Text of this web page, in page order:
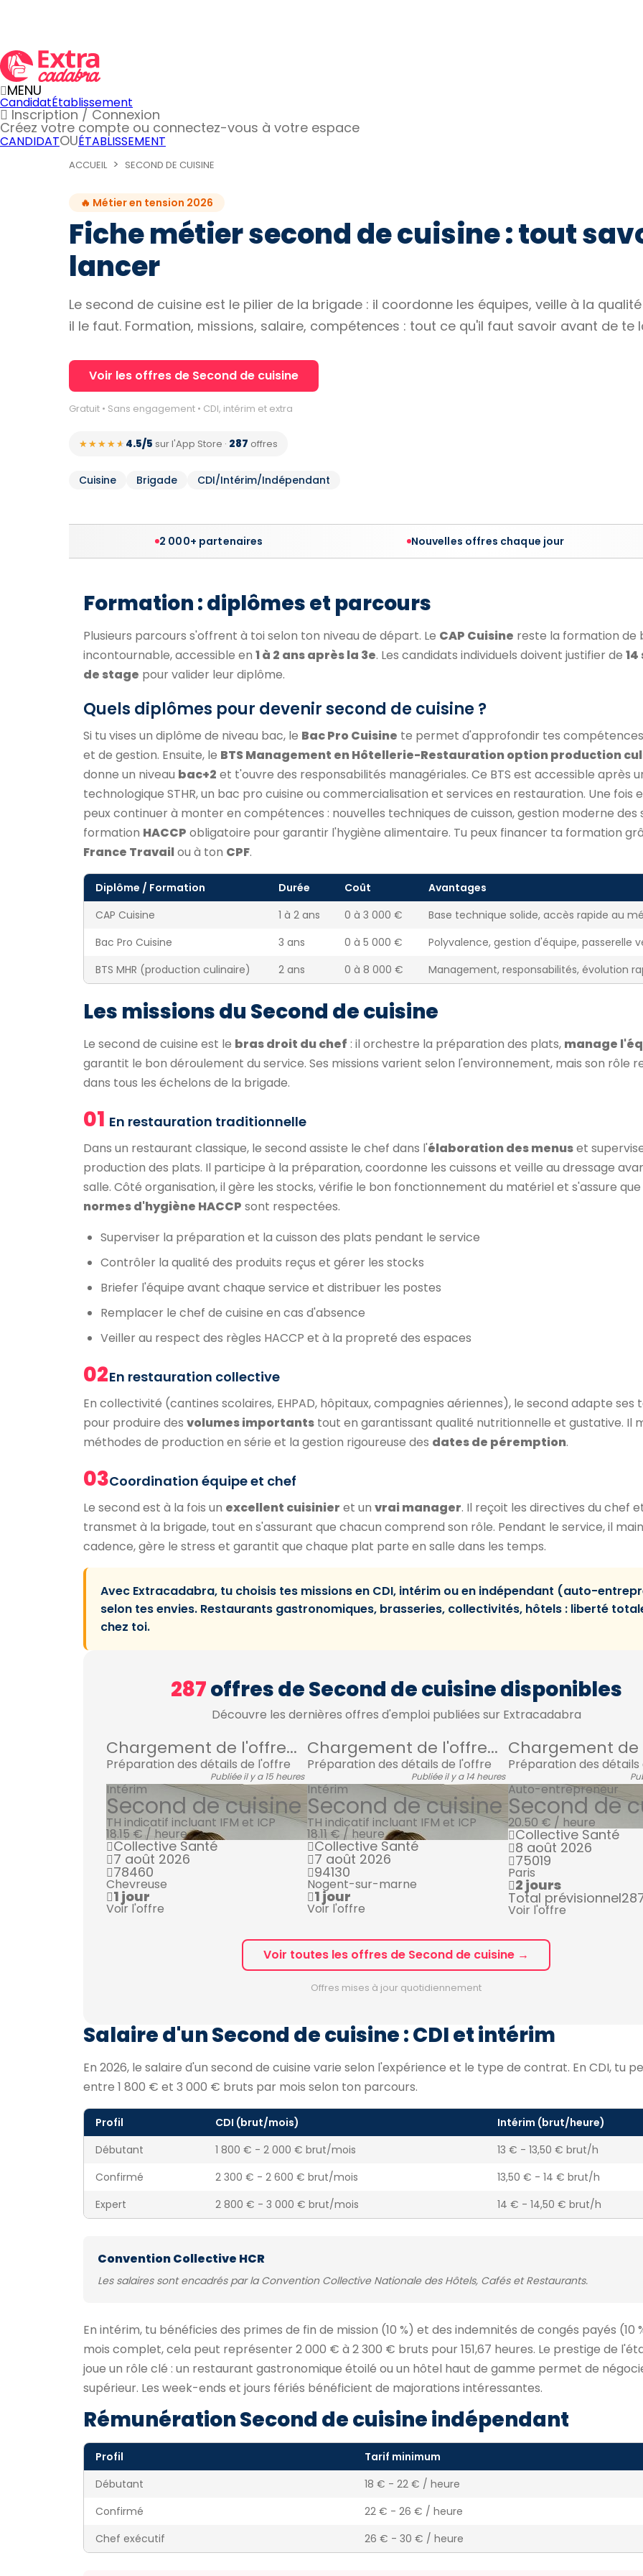
MENU
CandidatÉtablissement
Inscription / Connexion
Créez votre compte ou connectez-vous à votre espace
CANDIDATOUÉTABLISSEMENT
ACCUEIL SECOND DE CUISINE
🔥 Métier en tension 2026
Fiche métier second de cuisine : tout
lancer
Le second de cuisine est le pilier de la brigade : il coordonne les équipes, veille à la
il le faut. Formation, missions, salaire, compétences : tout ce qu'il faut savoir avant de te
Voir les offres de Second de cuisine
Gratuit • Sans engagement • CDI, intérim et extra
★★★★★
★★★★★ 4.5/5 sur l'App Store · 287 offres
Cuisine Brigade CDI/Intérim/Indépendant
2 000+ partenaires Nouvelles offres chaque jour
Formation : diplômes et parcours
Plusieurs parcours s'offrent à toi selon ton niveau de départ. Le CAP Cuisine reste la formation de
incontournable, accessible en 1 à 2 ans après la 3e. Les candidats individuels doivent justifier de
de stage pour valider leur diplôme.
Quels diplômes pour devenir second de cuisine ?
Si tu vises un diplôme de niveau bac, le Bac Pro Cuisine te permet d'approfondir tes
et de gestion. Ensuite, le BTS Management en Hôtellerie-Restauration option production
donne un niveau bac+2 et t'ouvre des responsabilités managériales. Ce BTS est accessible après
technologique STHR, un bac pro cuisine ou commercialisation et services en restauration. Une fois
peux continuer à monter en compétences : nouvelles techniques de cuisson, gestion moderne des
formation HACCP obligatoire pour garantir l'hygiène alimentaire. Tu peux financer ta formation
France Travailou à ton CPF.
Diplôme / Formation Durée Coût
Avantages
CAP Cuisine
1 à 2 ans 0 à 3 000 €
Base technique solide, accès rapide au
Bac Pro Cuisine
3 ans 0 à 5 000 €
Polyvalence, gestion d'équipe, passerelle
BTS MHR (production culinaire)
2 ans 0 à 8 000 € Management, responsabilités, évolution
Les missions du Second de cuisine
Le second de cuisine est le bras droit du chef : il orchestre la préparation des plats, manage
garantit le bon déroulement du service. Ses missions varient selon l'environnement, mais son rôle
dans tous les échelons de la brigade.
01 En restauration traditionnelle
Dans un restaurant classique, le second assiste le chef dans l'élaboration des menuset
production des plats. Il participe à la préparation, coordonne les cuissons et veille au dressage
salle. Côté organisation, il gère les stocks, vérifie le bon fonctionnement du matériel et s'assure que
normes d'hygiène HACCP sont respectées.
Superviser la préparation et la cuisson des plats pendant le service
Contrôler la qualité des produits reçus et gérer les stocks
Briefer l'équipe avant chaque service et distribuer les postes
Remplacer le chef de cuisine en cas d'absence
Veiller au respect des règles HACCP et à la propreté des espaces
02En restauration collective
En collectivité (cantines scolaires, EHPAD, hôpitaux, compagnies aériennes), le second adapte ses
pour produire des volumes importants tout en garantissant qualité nutritionnelle et gustative. Il
méthodes de production en série et la gestion rigoureuse des dates de péremption.
03Coordination équipe et chef
Le second est à la fois un excellent cuisinier et un vrai manager. Il reçoit les directives du chef
transmet à la brigade, tout en s'assurant que chacun comprend son rôle. Pendant le service, il
cadence, gère le stress et garantit que chaque plat parte en salle dans les temps.
Avec Extracadabra, tu choisis tes missions en CDI, intérim ou en indépendant (auto-
selon tes envies. Restaurants gastronomiques, brasseries, collectivités, hôtels : liberté
chez toi.
287offres de Second de cuisine disponibles
Découvre les dernières offres d'emploi publiées sur Extracadabra
Chargement de l'offre...
Préparation des détails de l'offre
Publiée il y a 15 heures
Intérim
Second de cuisine
TH indicatif incluant IFM et ICP
18.15 € / heure
Collective Santé
7 août 2026
78460
Chevreuse
1 jour
Voir l'offre
Chargement de l'offre...
Préparation des détails de l'offre
Publiée il y a 14 heures
Intérim
Second de cuisine
TH indicatif incluant IFM et ICP
18.11 € / heure
Collective Santé
7 août 2026
94130
Nogent-sur-marne
1 jour
Voir l'offre
Chargement de
Préparation des détails
Auto-entrepreneur
Second de
20.50 € / heure
Collective Santé
8 août 2026
75019
Paris
2 jours
Total prévisionnel
Voir l'offre
Voir toutes les offres de Second de cuisine →
Offres mises à jour quotidiennement
Salaire d'un Second de cuisine : CDI et intérim
En 2026, le salaire d'un second de cuisine varie selon l'expérience et le type de contrat. En CDI, tu
entre 1 800 € et 3 000 € bruts par mois selon ton parcours.
Profil CDI (brut/mois)
Intérim (brut/heure)
Débutant
1 800 € - 2 000 € brut/mois
13 € - 13,50 € brut/h
Confirmé
2 300 € - 2 600 € brut/mois
13,50 € - 14 € brut/h
Expert
2 800 € - 3 000 € brut/mois 14 € - 14,50 € brut/h
Convention Collective HCR
Les salaires sont encadrés par la Convention Collective Nationale des Hôtels, Cafés et Restaurants.
En intérim, tu bénéficies des primes de fin de mission (10 %) et des indemnités de congés payés (10
mois complet, cela peut représenter 2 000 € à 2 300 € bruts pour 151,67 heures. Le prestige de
joue un rôle clé : un restaurant gastronomique étoilé ou un hôtel haut de gamme permet de
supérieur. Les week-ends et jours fériés bénéficient de majorations intéressantes.
Rémunération Second de cuisine indépendant
Profil
Tarif minimum
Débutant
18 € - 22 € / heure
Confirmé
22 € - 26 € / heure
Chef exécutif
26 € - 30 € / heure